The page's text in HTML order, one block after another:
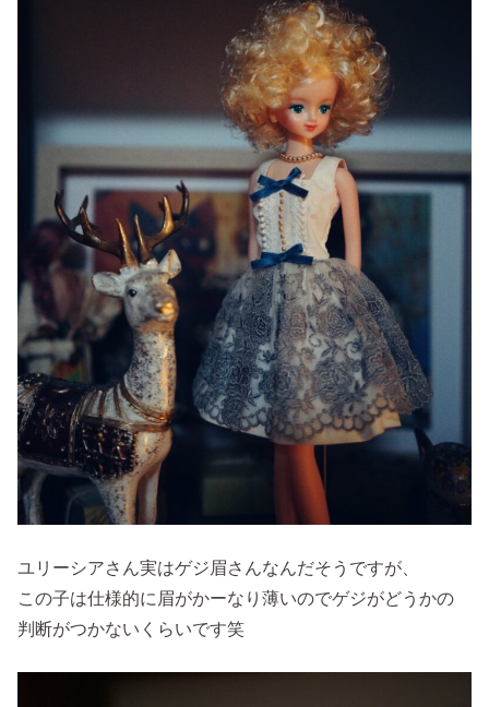
ユリーシアさん実はゲジ眉さんなんだそうですが、
この子は仕様的に眉がかーなり薄いのでゲジがどうかの
判断がつかないくらいです笑